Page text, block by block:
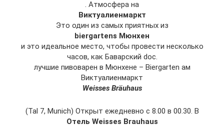
. Атмосфера на
Виктуалиенмаркт
Это один из самых приятных из
biergartens Мюнхен
и это идеальное место, чтобы провести несколько
часов, как Баварский doc.
лучшие пивоварен в Мюнхене – Biergarten ам
Виктуалиенмаркт
Weisses Bräuhaus
(Tal 7, Munich) Открыт ежедневно с 8.00 в 00.30. В
Отель Weisses Brauhaus